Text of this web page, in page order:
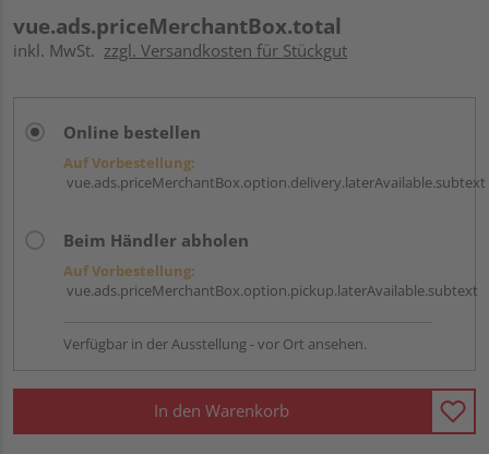
vue.ads.priceMerchantBox.total
inkl. MwSt. zzgl. Versandkosten für Stückgut
Online bestellen
Auf Vorbestellung:
vue.ads.priceMerchantBox.option.delivery.laterAvailable.subtext
Beim Händler abholen
Auf Vorbestellung:
vue.ads.priceMerchantBox.option.pickup.laterAvailable.subtext
Verfügbar in der Ausstellung - vor Ort ansehen.
In den Warenkorb